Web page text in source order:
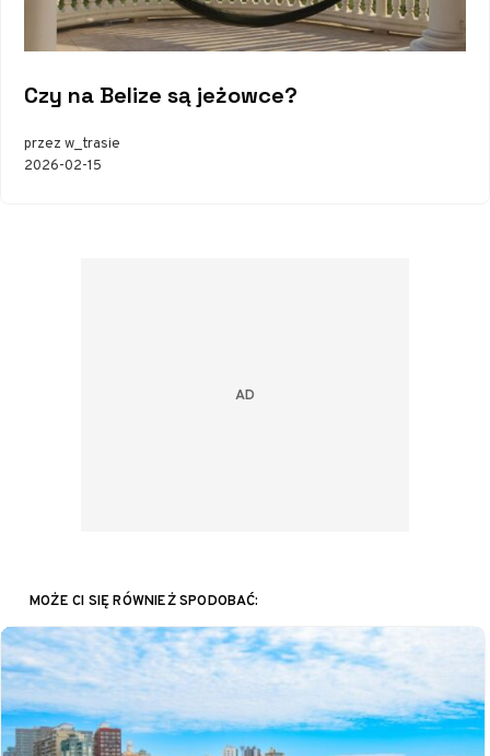
Czy na Belize są jeżowce?
przez w_trasie
2026-02-15
MOŻE CI SIĘ RÓWNIEŻ SPODOBAĆ: